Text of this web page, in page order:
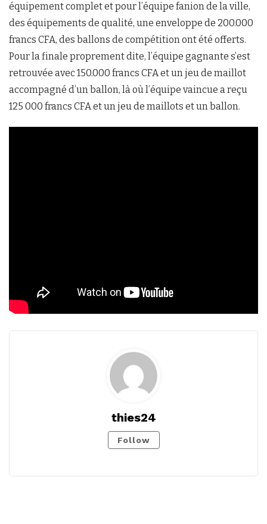
équipement complet et pour l’équipe fanion de la ville,
des équipements de qualité, une enveloppe de 200.000
francs CFA, des ballons de compétition ont été offerts.
Pour la finale proprement dite, l’équipe gagnante s’est
retrouvée avec 150.000 francs CFA et un jeu de maillot
accompagné d’un ballon, là où l’équipe vaincue a reçu
125 000 francs CFA et un jeu de maillots et un ballon.
thies24
Follow